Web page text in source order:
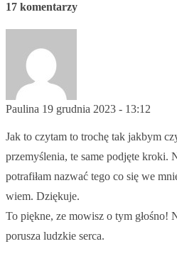
17 komentarzy
Paulina 19 grudnia 2023 - 13:12
Jak to czytam to trochę tak jakbym
przemyślenia, te same podjęte kroki.
potrafiłam nazwać tego co się we
wiem. Dziękuje.
To piękne, ze mowisz o tym głośno!
porusza ludzkie serca.